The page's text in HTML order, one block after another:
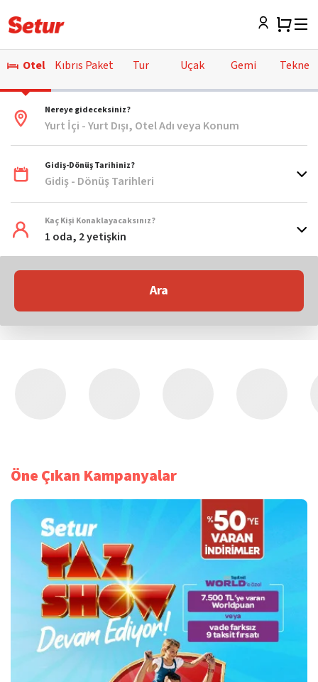
Otel Kıbrıs Paket Tur Uçak Gemi Tekne
Nereye gideceksiniz?
Yurt İçi - Yurt Dışı, Otel Adı veya Konum
Gidiş-Dönüş Tarihiniz?
Gidiş - Dönüş Tarihleri
Kaç Kişi Konaklayacaksınız?
1 oda, 2 yetişkin
Ara
Öne Çıkan Kampanyalar